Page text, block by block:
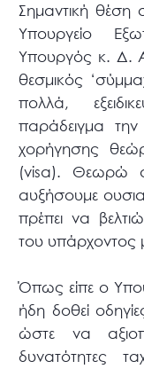
Σημαντική θέση
Υπουργείο
Υπουργός κ. Δ.
θεσμικός
πολλά,
παράδειγμα
χορήγησης
(visa). Θεωρώ
αυξήσουμε
πρέπει να
του υπάρχοντος
Όπως είπε ο
ήδη δοθεί
ώστε να
δυνατότητες